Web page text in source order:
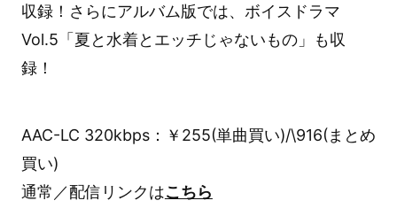
収録！さらにアルバム版では、ボイスドラマ
Vol.5「夏と水着とエッチじゃないもの」も収
録！
AAC-LC 320kbps：￥255(単曲買い)/\916(まとめ
買い)
通常／配信リンクはこちら